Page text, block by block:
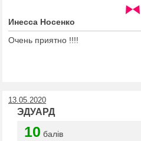
Инесса Носенко
Очень приятно !!!!
13.05.2020
ЭДУАРД
10 балів